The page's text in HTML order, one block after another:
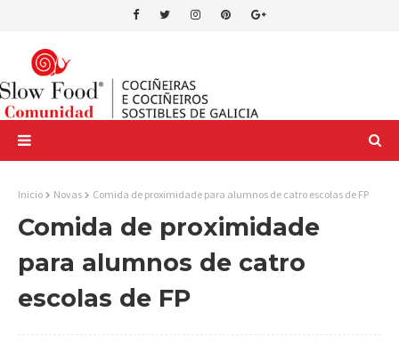
Inicio Novas Comida de proximidade para alumnos de catro escolas de FP
Comida de proximidade
para alumnos de catro
escolas de FP